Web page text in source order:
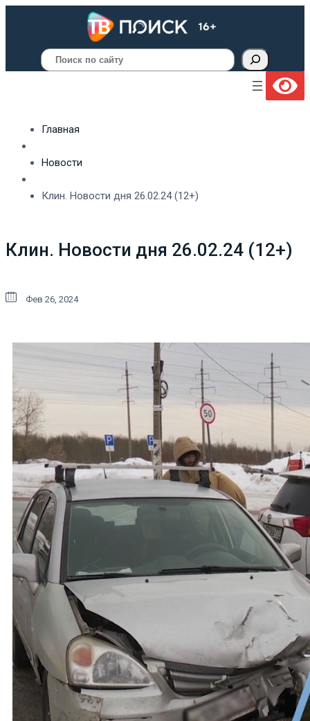
Поиск
Главная
Новости
Клин. Новости дня 26.02.24 (12+)
Клин. Новости дня 26.02.24 (12+)
Фев 26, 2024